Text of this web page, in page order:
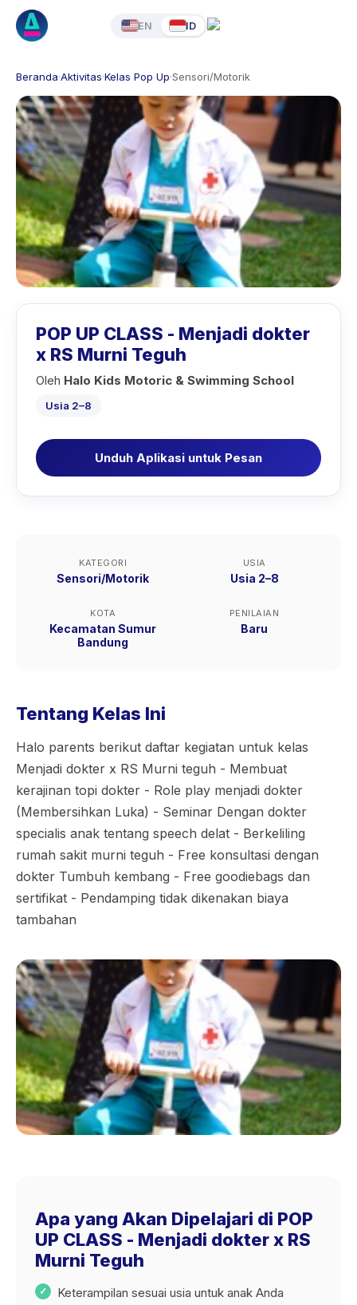
EN ID
Beranda·Aktivitas·Kelas Pop Up·Sensori/Motorik
POP UP CLASS - Menjadi dokter
x RS Murni Teguh
Oleh Halo Kids Motoric & Swimming School
Usia 2–8
Unduh Aplikasi untuk Pesan
KATEGORI
Sensori/Motorik
USIA
Usia 2–8
KOTA
Kecamatan Sumur
Bandung
PENILAIAN
Baru
Tentang Kelas Ini
Halo parents berikut daftar kegiatan untuk kelas
Menjadi dokter x RS Murni teguh - Membuat
kerajinan topi dokter - Role play menjadi dokter
(Membersihkan Luka) - Seminar Dengan dokter
specialis anak tentang speech delat - Berkeliling
rumah sakit murni teguh - Free konsultasi dengan
dokter Tumbuh kembang - Free goodiebags dan
sertifikat - Pendamping tidak dikenakan biaya
tambahan
Apa yang Akan Dipelajari di POP
UP CLASS - Menjadi dokter x RS
Murni Teguh
Keterampilan sesuai usia untuk anak Anda